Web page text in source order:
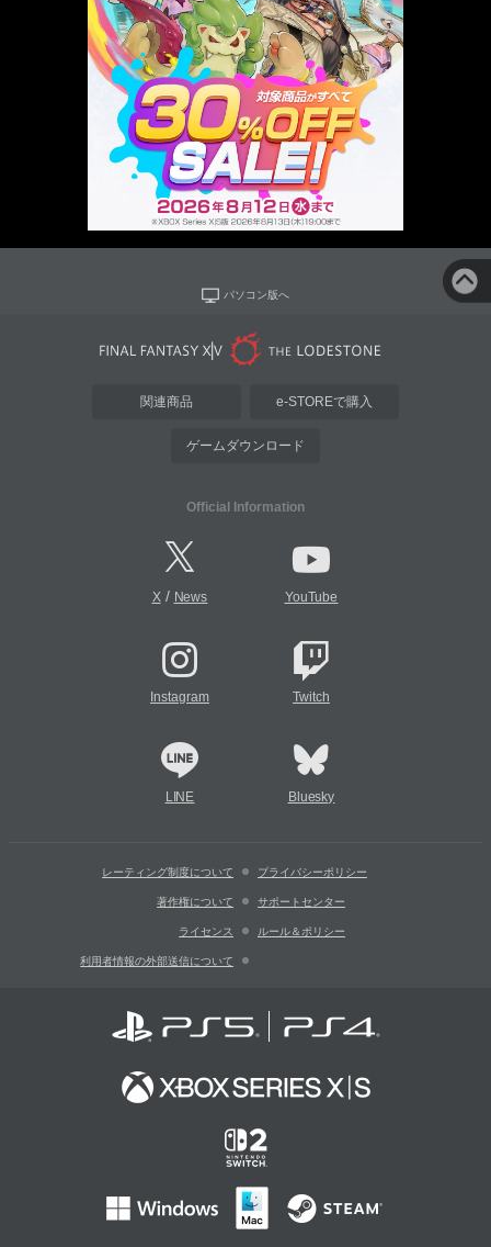
パソコン版へ
関連商品 e-STOREで購入
ゲームダウンロード
Official Information
X/ News YouTube
Instagram Twitch
LINE Bluesky
レーティング制度について プライバシーポリシー
著作権について サポートセンター
ライセンス ルール＆ポリシー
利用者情報の外部送信について